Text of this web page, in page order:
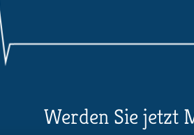
Werden Sie jetzt